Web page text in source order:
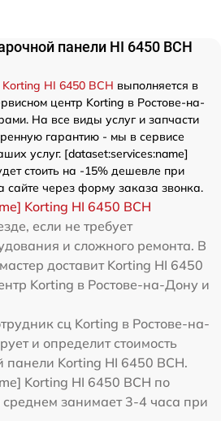
панели HI 6450 BCH
HI 6450 BCH выполняется в
центр Korting в Ростове-на-
На все виды услуг и запчасти
гарантию - мы в сервисе
услуг. [dataset:services:name]
стоить на -15% дешевле при
сайте через форму заказа звонка.
Korting HI 6450 BCH
если не требует
и сложного ремонта. В
доставит Korting HI 6450
Korting в Ростове-на-Дону и
сц Korting в Ростове-на-
и определит стоимость
панели Korting HI 6450 BCH.
Korting HI 6450 BCH по
среднем занимает 3-4 часа при